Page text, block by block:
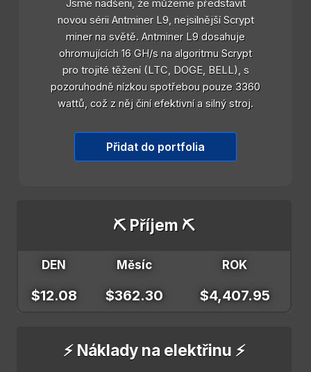
Jsme nadšeni, že můžeme představit
novou sérii Antminer L9, nejsilnější Scrypt
miner na světě. Antminer L9 dosahuje
ohromujících 16 GH/s na algoritmu Scrypt
pro trojité těžení (LTC, DOGE, BELL), s
pozoruhodně nízkou spotřebou pouze 3360
wattů, což z něj činí efektivní a silný stroj.
Přidat do portfolia
⛏️ Příjem ⛏️
DEN Měsíc ROK
$12.08 $362.30 $4,407.95
⚡ Náklady na elektřinu ⚡